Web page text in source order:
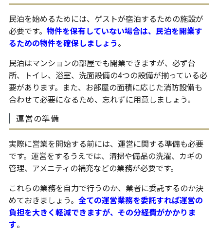
民泊を始めるためには、ゲストが宿泊するための施設が
必要です。 物件を保有していない場合は、民泊を開業す
るための物件を確保しましょう。
民泊はマンションの部屋でも開業できますが、必ず台
所、トイレ、浴室、洗面設備の4つの設備が揃っている必
要があります。また、お部屋の面積に応じた消防設備も
合わせて必要になるため、忘れずに用意しましょう。
運営の準備
実際に営業を開始する前には、運営に関する準備も必要
です。運営をするうえでは、清掃や備品の洗濯、カギの
管理、アメニティの補充などの業務が必要です。
これらの業務を自力で行うのか、業者に委託するのか決
めておきましょう。 全ての運営業務を委託すれば運営の
負担を大きく軽減できますが、その分経費がかかりま
す。